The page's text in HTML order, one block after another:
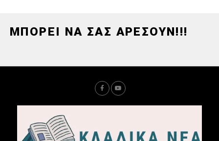
ΜΠΟΡΕΙ ΝΑ ΣΑΣ ΑΡΕΣΟΥΝ!!!